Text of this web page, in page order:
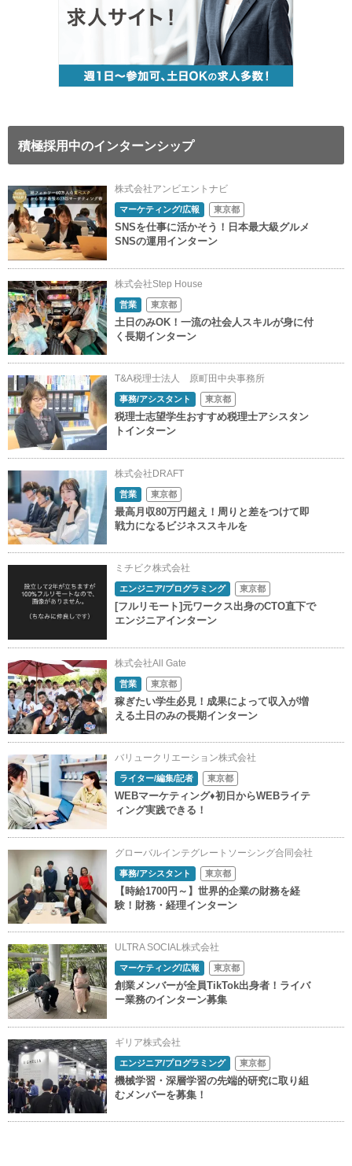
積極採用中のインターンシップ
株式会社アンビエントナビ
マーケティング/広報 東京都
SNSを仕事に活かそう！日本最大級グルメ
SNSの運用インターン
株式会社Step House
営業 東京都
土日のみOK！一流の社会人スキルが身に付
く長期インターン
T&A税理士法人 原町田中央事務所
事務/アシスタント 東京都
税理士志望学生おすすめ税理士アシスタン
トインターン
株式会社DRAFT
営業 東京都
最高月収80万円超え！周りと差をつけて即
戦力になるビジネススキルを
ミチビク株式会社
エンジニア/プログラミング 東京都
[フルリモート]元ワークス出身のCTO直下で
エンジニアインターン
株式会社All Gate
営業 東京都
稼ぎたい学生必見！成果によって収入が増
える土日のみの長期インターン
バリュークリエーション株式会社
ライター/編集/記者 東京都
WEBマーケティング♦初日からWEBライテ
ィング実践できる！
グローバルインテグレートソーシング合同会社
事務/アシスタント 東京都
【時給1700円～】世界的企業の財務を経
験！財務・経理インターン
ULTRA SOCIAL株式会社
マーケティング/広報 東京都
創業メンバーが全員TikTok出身者！ライバ
ー業務のインターン募集
ギリア株式会社
エンジニア/プログラミング 東京都
機械学習・深層学習の先端的研究に取り組
むメンバーを募集！